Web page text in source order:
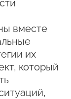
вместе
их
который